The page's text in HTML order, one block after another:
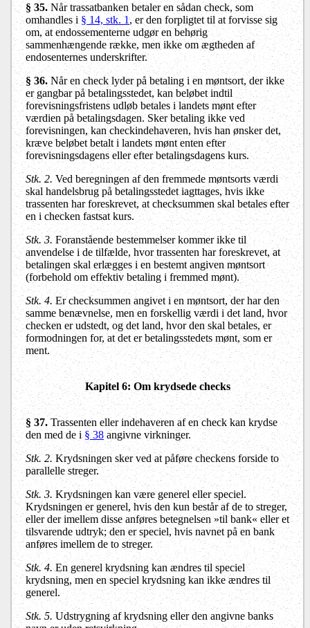
§ 35.Når trassatbanken betaler en sådan check, som
omhandles i § 14, stk. 1, er den forpligtet til at forvisse sig
om, at endossementerne udgør en behørig
sammenhængende række, men ikke om ægtheden af
endosenternes underskrifter.
§ 36.Når en check lyder på betaling i en møntsort, der ikke
er gangbar på betalingsstedet, kan beløbet indtil
forevisningsfristens udløb betales i landets mønt efter
værdien på betalingsdagen. Sker betaling ikke ved
forevisningen, kan checkindehaveren, hvis han ønsker det,
kræve beløbet betalt i landets mønt enten efter
forevisningsdagens eller efter betalingsdagens kurs.
Stk. 2. Ved beregningen af den fremmede møntsorts værdi
skal handelsbrug på betalingsstedet iagttages, hvis ikke
trassenten har foreskrevet, at checksummen skal betales efter
en i checken fastsat kurs.
Stk. 3. Foranstående bestemmelser kommer ikke til
anvendelse i de tilfælde, hvor trassenten har foreskrevet, at
betalingen skal erlægges i en bestemt angiven møntsort
(forbehold om effektiv betaling i fremmed mønt).
Stk. 4. Er checksummen angivet i en møntsort, der har den
samme benævnelse, men en forskellig værdi i det land, hvor
checken er udstedt, og det land, hvor den skal betales, er
formodningen for, at det er betalingsstedets mønt, som er
ment.
Kapitel 6: Om krydsede checks
§ 37. Trassenten eller indehaveren af en check kan krydse
den med de i§ 38angivne virkninger.
Stk. 2.Krydsningen sker ved at påføre checkens forside to
parallelle streger.
Stk. 3. Krydsningen kan være generel eller speciel.
Krydsningen er generel, hvis den kun består af de to streger,
eller der imellem disse anføres betegnelsen »til bank« eller et
tilsvarende udtryk; den er speciel, hvis navnet på en bank
anføres imellem de to streger.
Stk. 4.En generel krydsning kan ændres til speciel
krydsning, men en speciel krydsning kan ikke ændres til
generel.
Stk. 5. Udstrygning af krydsning eller den angivne banks